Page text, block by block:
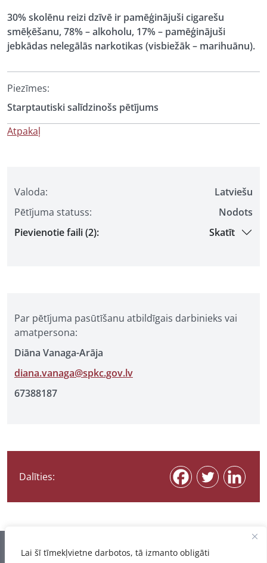
Lai šī tīmekļvietne darbotos, tā izmanto obligāti
Valoda:
Latviešu
Pētījuma statuss:
Nodots
Pievienotie faili (2):
Skatīt
Par pētījuma pasūtīšanu atbildīgais darbinieks vai
amatpersona:
Diāna Vanaga-Arāja
diana.vanaga@spkc.gov.lv
67388187
Dalīties:
30% skolēnu reizi dzīvē ir pamēģinājuši cigarešu
smēķēšanu, 78% – alkoholu, 17% – pamēģinājuši
jebkādas nelegālās narkotikas (visbiežāk – marihuānu).
Piezīmes:
Starptautiski salīdzinošs pētījums
Atpakaļ
Informācija pēdējo reizi atjaunota 07.08.2026